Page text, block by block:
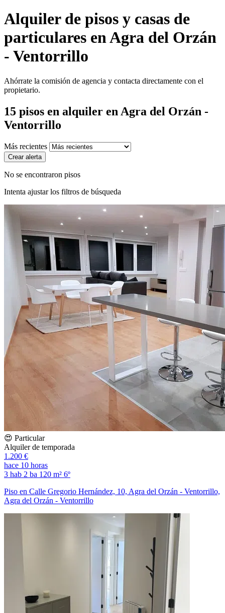
Alquiler de pisos y casas de
particulares en Agra del Orzán
- Ventorrillo
Ahórrate la comisión de agencia y contacta directamente con el
propietario.
15 pisos en alquiler en Agra del Orzán -
Ventorrillo
Más recientes
Crear alerta
No se encontraron pisos
Intenta ajustar los filtros de búsqueda
😍 Particular
Alquiler de temporada
1.200 €
hace 10 horas
3 hab 2 ba 120 m² 6º
Piso en Calle Gregorio Hernández, 10, Agra del Orzán - Ventorrillo,
Agra del Orzán - Ventorrillo